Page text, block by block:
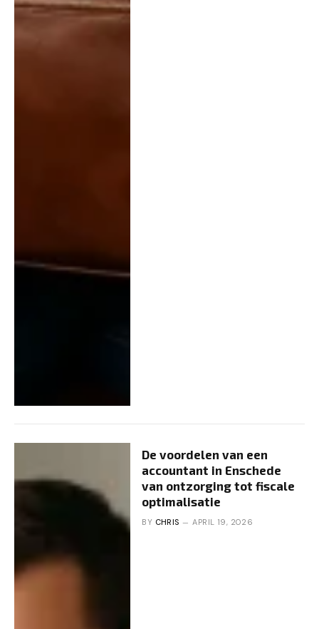
De voordelen van een
accountant in Enschede
van ontzorging tot fiscale
optimalisatie
BY CHRIS APRIL 19, 2026